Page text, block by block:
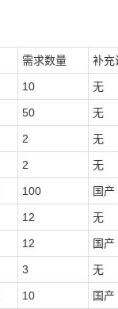
需求数量 补充
10 无
50 无
2 无
2 无
100 国产
12 无
12 国产
3 无
10 国产